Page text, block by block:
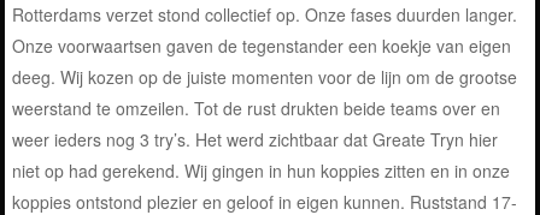
Rotterdams verzet stond collectief op. Onze fases duurden langer.
Onze voorwaartsen gaven de tegenstander een koekje van eigen
deeg. Wij kozen op de juiste momenten voor de lijn om de grootse
weerstand te omzeilen. Tot de rust drukten beide teams over en
weer ieders nog 3 try’s. Het werd zichtbaar dat Greate Tryn hier
niet op had gerekend. Wij gingen in hun koppies zitten en in onze
koppies ontstond plezier en geloof in eigen kunnen. Ruststand 17-